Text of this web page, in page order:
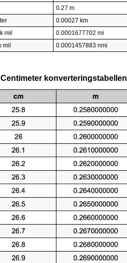
0.27 m
0.00027 km
mil
0.0001677702 mi
mil
0.0001457883 nmi
konverteringstabellen